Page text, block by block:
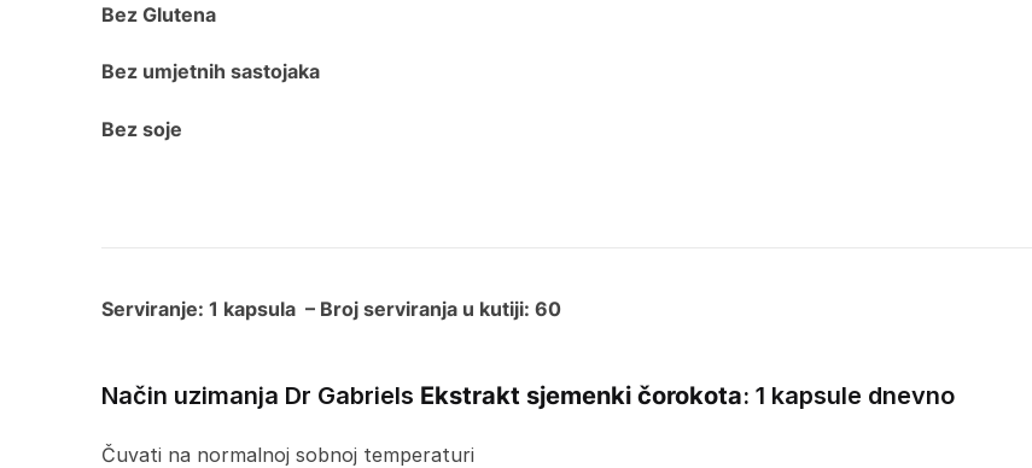
Bez Glutena
Bez umjetnih sastojaka
Bez soje
Serviranje: 1 kapsula – Broj serviranja u kutiji: 60
Način uzimanja Dr Gabriels Ekstrakt sjemenki čorokota: 1 kapsule dnevno
Čuvati na normalnoj sobnoj temperaturi